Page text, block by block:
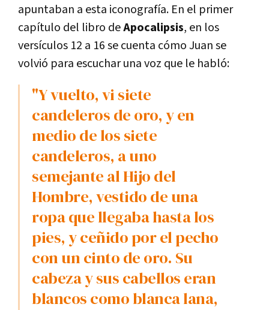
apuntaban a esta iconografía. En el primer
capítulo del libro deApocalipsis, en los
versículos 12 a 16 se cuenta cómo Juan se
volvió para escuchar una voz que le habló:
"Y vuelto, vi siete
candeleros de oro, y en
medio de los siete
candeleros, a uno
semejante al Hijo del
Hombre, vestido de una
ropa que llegaba hasta los
pies, y ceñido por el pecho
con un cinto de oro. Su
cabeza y sus cabellos eran
blancos como blanca lana,